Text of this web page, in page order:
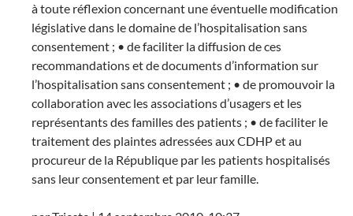
à toute réflexion concernant une éventuelle modification
législative dans le domaine de l’hospitalisation sans
consentement ; • de faciliter la diffusion de ces
recommandations et de documents d’information sur
l’hospitalisation sans consentement ; • de promouvoir la
collaboration avec les associations d’usagers et les
représentants des familles des patients ; • de faciliter le
traitement des plaintes adressées aux CDHP et au
procureur de la République par les patients hospitalisés
sans leur consentement et par leur famille.